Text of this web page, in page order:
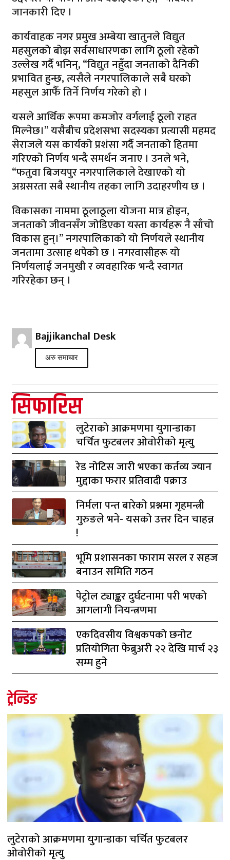
जानकारी दिए ।
कार्यवाहक नगर प्रमुख अम्बेया खातुनले विद्युत
महसुलको बोझ सर्वसाधारणका लागि ठूलो रहेको
उल्लेख गर्दै भनिन्, “विद्युत नहुँदा जनताको दैनिकी
प्रभावित हुन्छ, त्यसैले नगरपालिकाले सबै घरको
महसुल आफैँ तिर्ने निर्णय गरेको हो ।
यसले आर्थिक रूपमा कमजोर वर्गलाई ठूलो राहत
मिल्नेछ।” यसैबीच प्रदेशसभा सदस्यका प्रत्यासी महमद
सेराजले यस कार्यको प्रशंसा गर्दै जनताको हितमा
गरिएको निर्णय भन्दै समर्थन जनाए । उनले भने,
“फतुवा बिजयपुर नगरपालिकाले देखाएको यो
अग्रसरता सबै स्थानीय तहका लागि उदाहरणीय छ ।
विकासका नाममा ठूलाठूला योजना मात्र होइन,
जनताको जीवनसँग जोडिएका यस्ता कार्यहरू नै साँचो
विकास हुन्।” नगरपालिकाको यो निर्णयले स्थानीय
जनतामा उत्साह थपेको छ । नगरवासीहरू यो
निर्णयलाई जनमुखी र व्यवहारिक भन्दै स्वागत
गरिरहेका छन् ।
Bajjikanchal Desk
अरु समाचार
सिफारिस
लुटेराको आक्रमणमा युगान्डाका
चर्चित फुटबलर ओवोरीको मृत्यु
रेड नोटिस जारी भएका कर्तव्य ज्यान
मुद्दाका फरार प्रतिवादी पक्राउ
निर्मला पन्त बारेको प्रश्नमा गृहमन्त्री
गुरुङले भने- यसको उत्तर दिन चाहन्न
!
भूमि प्रशासनका फाराम सरल र सहज
बनाउन समिति गठन
पेट्रोल ट्याङ्कर दुर्घटनामा परी भएको
आगलागी नियन्त्रणमा
एकदिवसीय विश्वकपको छनोट
प्रतियोगिता फेब्रुअरी २२ देखि मार्च २३
सम्म हुने
ट्रेन्डिङ
लुटेराको आक्रमणमा युगान्डाका चर्चित फुटबलर
ओवोरीको मृत्यु